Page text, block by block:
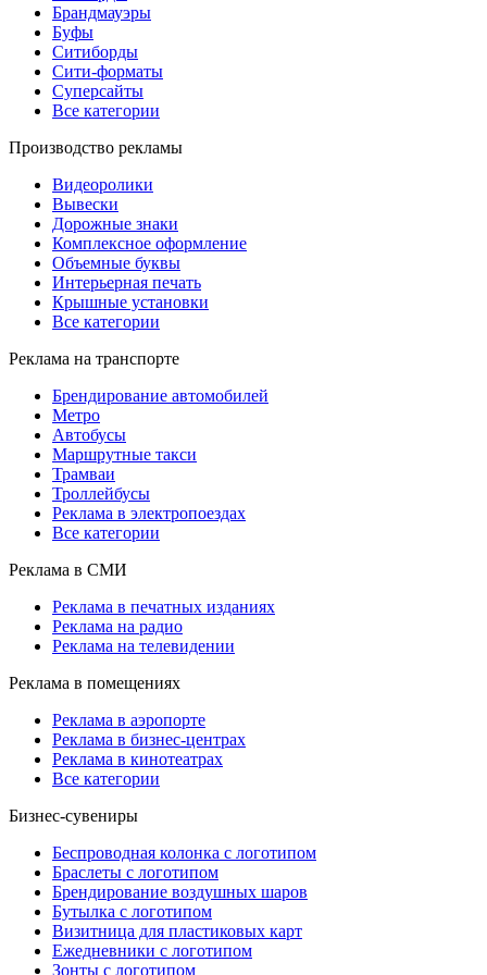
Брандмауэры
Буфы
Ситиборды
Сити-форматы
Суперсайты
Все категории
Производство рекламы
Видеоролики
Вывески
Дорожные знаки
Комплексное оформление
Объемные буквы
Интерьерная печать
Крышные установки
Все категории
Реклама на транспорте
Брендирование автомобилей
Метро
Автобусы
Маршрутные такси
Трамваи
Троллейбусы
Реклама в электропоездах
Все категории
Реклама в СМИ
Реклама в печатных изданиях
Реклама на радио
Реклама на телевидении
Реклама в помещениях
Реклама в аэропорте
Реклама в бизнес-центрах
Реклама в кинотеатрах
Все категории
Бизнес-сувениры
Беспроводная колонка с логотипом
Браслеты с логотипом
Брендирование воздушных шаров
Бутылка с логотипом
Визитница для пластиковых карт
Ежедневники с логотипом
Зонты с логотипом